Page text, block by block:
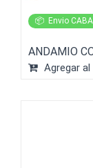
📦 Envio
ANDAMIO
Agregar